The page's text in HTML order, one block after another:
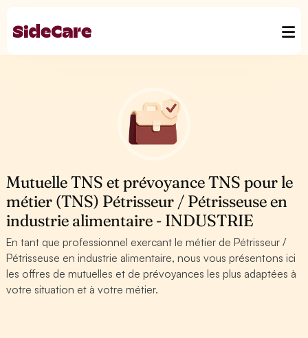
Mutuelle TNS et prévoyance TNS pour le
métier (TNS) Pétrisseur / Pétrisseuse en
industrie alimentaire - INDUSTRIE
En tant que professionnel exercant le métier de Pétrisseur /
Pétrisseuse en industrie alimentaire, nous vous présentons ici
les offres de mutuelles et de prévoyances les plus adaptées à
votre situation et à votre métier.